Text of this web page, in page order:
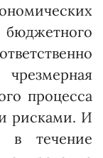
процесса
рисками. И
в течение